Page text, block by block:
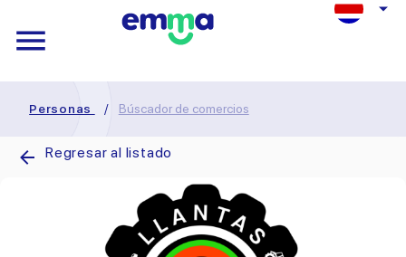
Personas / Búscador de comercios
Regresar al listado